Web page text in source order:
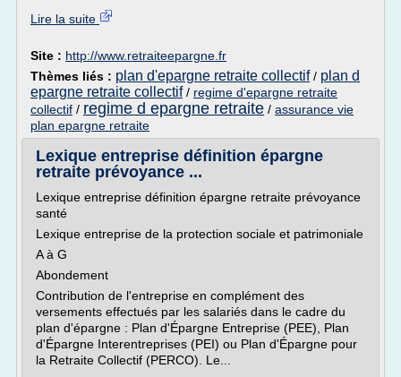
Lire la suite
Site : http://www.retraiteepargne.fr
Thèmes liés : plan d'epargne retraite collectif/ plan d
epargne retraite collectif/ regime d'epargne retraite
collectif / regime d epargne retraite / assurance vie
plan epargne retraite
Lexique entreprise définition épargne
retraite prévoyance ...
Lexique entreprise définition épargne retraite prévoyance
santé
Lexique entreprise de la protection sociale et patrimoniale
A à G
Abondement
Contribution de l'entreprise en complément des
versements effectués par les salariés dans le cadre du
plan d'épargne : Plan d'Épargne Entreprise (PEE), Plan
d'Épargne Interentreprises (PEI) ou Plan d'Épargne pour
la Retraite Collectif (PERCO). Le...